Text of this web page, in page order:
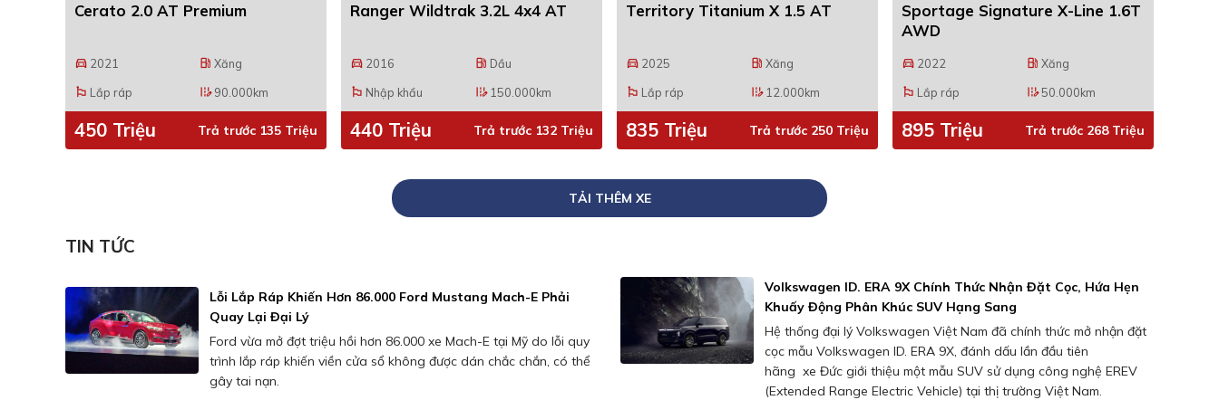
Cerato 2.0 AT Premium
directions_car 2021 local_gas_station Xăng
emoji_flags Lắp ráp edit_road 90.000km
450 Triệu Trả trước 135 Triệu
Ranger Wildtrak 3.2L 4x4 AT
directions_car 2016 local_gas_station Dầu
emoji_flags Nhập khẩu edit_road 150.000km
440 Triệu Trả trước 132 Triệu
Territory Titanium X 1.5 AT
directions_car 2025 local_gas_station Xăng
emoji_flags Lắp ráp edit_road 12.000km
835 Triệu Trả trước 250 Triệu
Sportage Signature X-Line 1.6T
AWD
directions_car 2022 local_gas_station Xăng
emoji_flags Lắp ráp edit_road50.000km
895 Triệu Trả trước 268 Triệu
TẢI THÊM XE
TIN TỨC
Lỗi Lắp Ráp Khiến Hơn 86.000 Ford Mustang Mach-E Phải
Quay Lại Đại Lý
Ford vừa mở đợt triệu hồi hơn 86.000 xe Mach-E tại Mỹ do lỗi quy
trình lắp ráp khiến viền cửa sổ không được dán chắc chắn, có thể
gây tai nạn.
Volkswagen ID. ERA 9X Chính Thức Nhận Đặt Cọc, Hứa Hẹn
Khuấy Động Phân Khúc SUV Hạng Sang
Hệ thống đại lý Volkswagen Việt Nam đã chính thức mở nhận đặt
cọc mẫu Volkswagen ID. ERA 9X, đánh dấu lần đầu tiên
hãng xe Đức giới thiệu một mẫu SUV sử dụng công nghệ EREV
(Extended Range Electric Vehicle) tại thị trường Việt Nam.